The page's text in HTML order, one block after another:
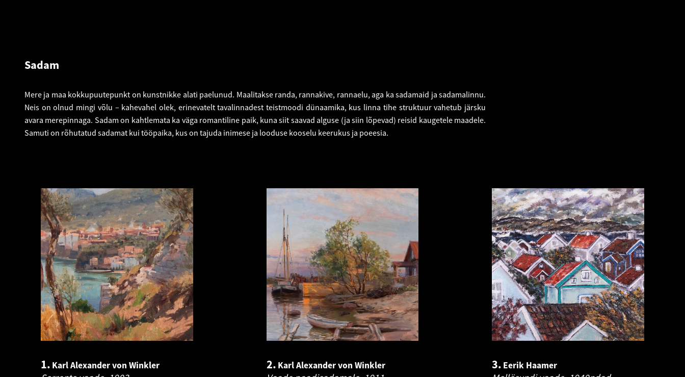
Sadam
Mere ja maa kokkupuutepunkt on kunstnikke alati paelunud. Maalitakse randa, rannakive, rannaelu, aga ka sadamaid ja sadamalinnu.
Neis on olnud mingi võlu – kahevahel olek, erinevatelt tavalinnadest teistmoodi dünaamika, kus linna tihe struktuur vahetub järsku
avara merepinnaga. Sadam on kahtlemata ka väga romantiline paik, kuna siit saavad alguse (ja siin lõpevad) reisid kaugetele maadele.
Samuti on rõhutatud sadamat kui tööpaika, kus on tajuda inimese ja looduse kooselu keerukus ja poeesia.
1. Karl Alexander von Winkler 2. Karl Alexander von Winkler 3. Eerik Haamer